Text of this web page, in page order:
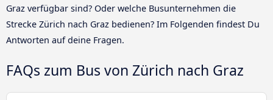
Graz verfügbar sind? Oder welche Busunternehmen die
Strecke Zürich nach Graz bedienen? Im Folgenden findest Du
Antworten auf deine Fragen.
FAQs zum Bus von Zürich nach Graz